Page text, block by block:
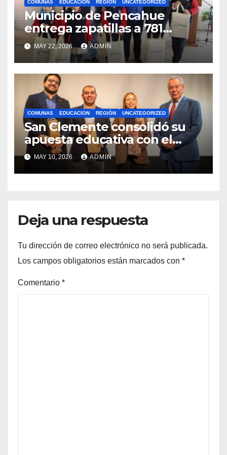
COMUNAS EDUCACION REGIÓN UNCATEGORIZED
Municipio de Pencahue
entrega zapatillas a 781
estudiantes con recursos del
Royalty Minero
MAY 22, 2026 ADMIN
COMUNAS EDUCACION REGIÓN UNCATEGORIZED
San Clemente consolidó su
apuesta educativa con el
lanzamiento del
Preuniversitario Brotes 2026
MAY 10, 2026 ADMIN
Deja una respuesta
Tu dirección de correo electrónico no será publicada.
Los campos obligatorios están marcados con *
Comentario *